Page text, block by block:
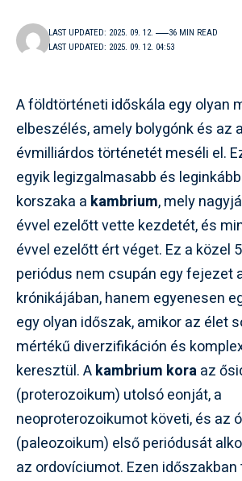
LAST UPDATED: 2025. 09. 12. 04:53
LAST UPDATED: 2025. 09. 12. 36 MIN READ
A földtörténeti időskála egy olyan
elbeszélés, amely bolygónk és az
évmilliárdos történetét meséli el.
egyik legizgalmasabb és
korszaka a kambrium, mely
évvel ezelőtt vette kezdetét, és
évvel ezelőtt ért véget. Ez a közel
periódus nem csupán egy fejezet
krónikájában, hanem egyenesen
egy olyan időszak, amikor az élet
mértékű diverzifikáción és
keresztül. Akambrium koraaz
(proterozoikum) utolsó eonját, a
neoproterozoikumot követi, és az
(paleozoikum) első periódusát
az ordovíciumot. Ezen